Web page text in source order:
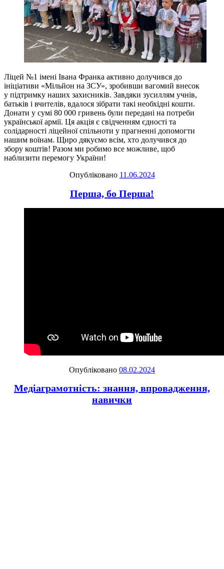
Ліцей №1 імені Івана Франка активно долучився до
ініціативи «Мільйон на ЗСУ», зробивши вагомий внесок
у підтримку наших захисників. Завдяки зусиллям учнів,
батьків і вчителів, вдалося зібрати такі необхідні кошти.
Донати у сумі 80 000 гривень були передані на потреби
української армії. Ця акція є свідченням єдності та
солідарності ліцейної спільноти у прагненні допомогти
нашим воїнам. Щиро дякуємо всім, хто долучився до
збору коштів! Разом ми робимо все можливе, щоб
наблизити перемогу України!
Опубліковано 11.06.2024
Перша, бо Перша!
Опубліковано 08.02.2024
Медіаграмотність: знання, впровадження,
навички